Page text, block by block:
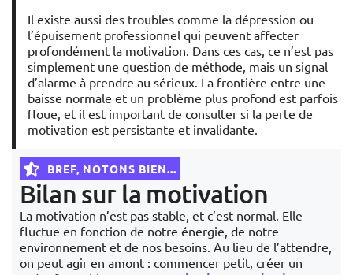
Il existe aussi des troubles comme la dépression ou
l’épuisement professionnel qui peuvent affecter
profondément la motivation. Dans ces cas, ce n’est pas
simplement une question de méthode, mais un signal
d’alarme à prendre au sérieux. La frontière entre une
baisse normale et un problème plus profond est parfois
floue, et il est important de consulter si la perte de
motivation est persistante et invalidante.
BREF, NOTONS BIEN...
Bilan sur la motivation
La motivation n’est pas stable, et c’est normal. Elle
fluctue en fonction de notre énergie, de notre
environnement et de nos besoins. Au lieu de l’attendre,
on peut agir en amont : commencer petit, créer un